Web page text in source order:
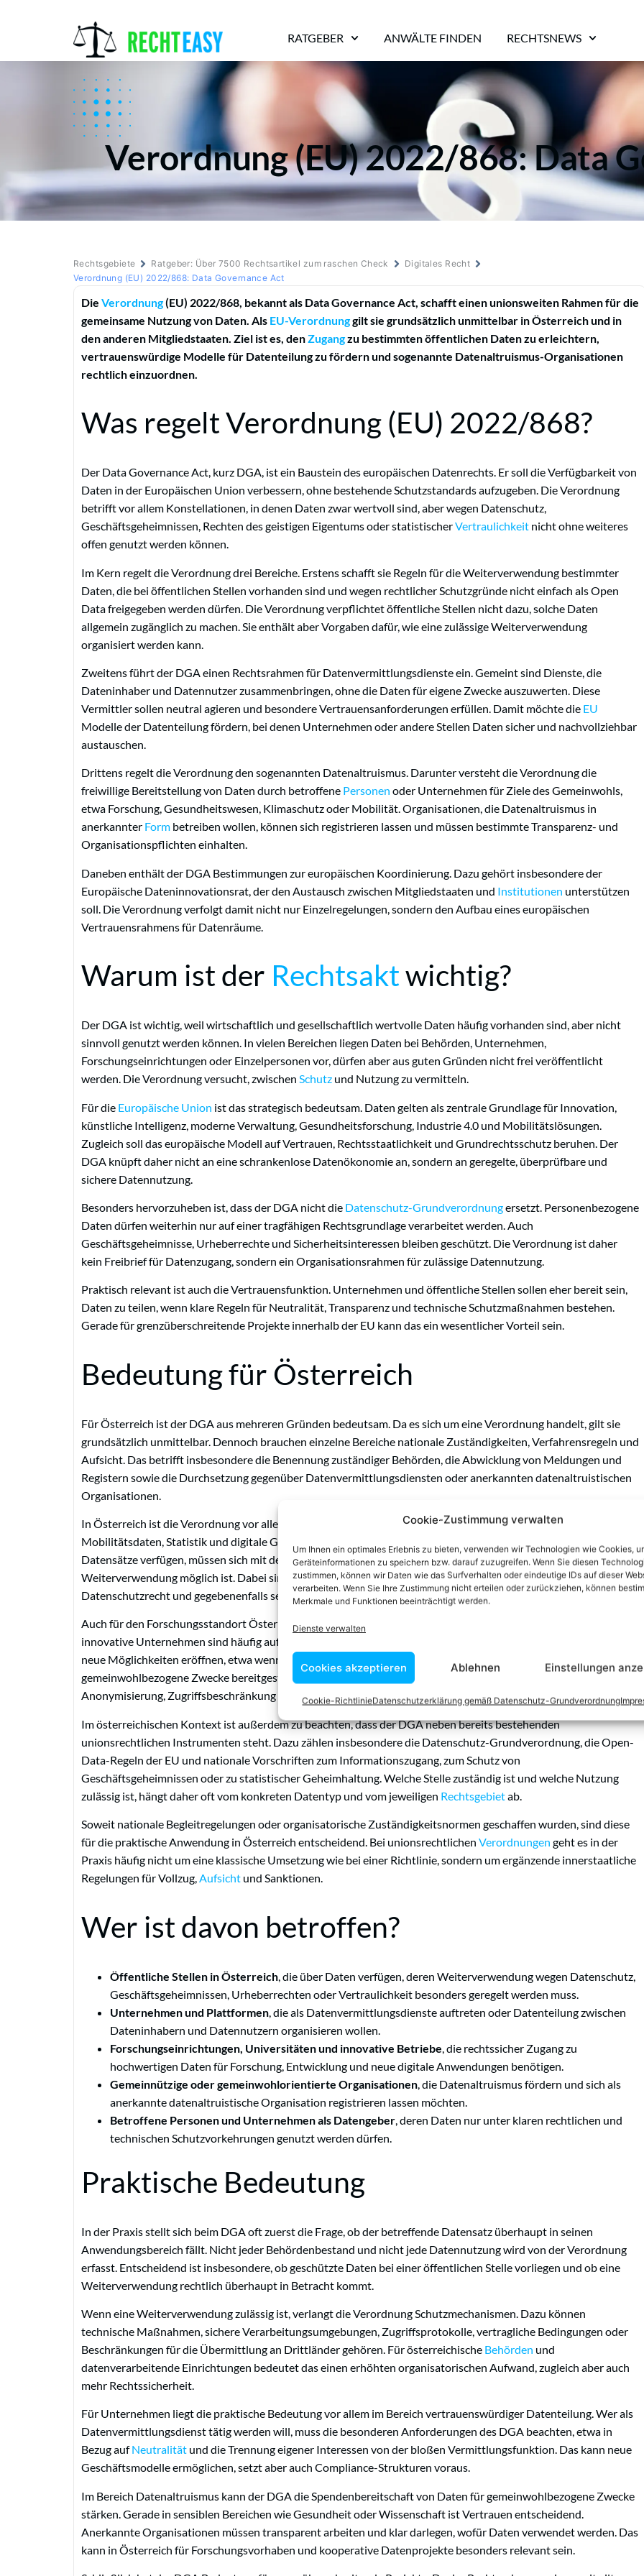
Cookie-Zustimmung verwalten
Um Ihnen ein optimales Erlebnis zu bieten, verwenden wir Technologien wie Cookies,
Geräteinformationen zu speichern bzw. darauf zuzugreifen. Wenn Sie diesen
zustimmen, können wir Daten wie das Surfverhalten oder eindeutige IDs auf dieser
verarbeiten. Wenn Sie Ihre Zustimmung nicht erteilen oder zurückziehen, können
Merkmale und Funktionen beeinträchtigt werden.
Dienste verwalten
Cookies akzeptieren Ablehnen Einstellungen
Cookie-RichtlinieDatenschutzerklärung gemäß Datenschutz-Grundverordnung
RATGEBER ANWÄLTE FINDEN RECHTSNEWS
Verordnung (EU) 2022/868: Data
Rechtsgebiete Ratgeber: Über 7500 Rechtsartikel zum raschen Check
Digitales Recht
Verordnung (EU) 2022/868: Data Governance Act
Die Verordnung(EU) 2022/868, bekannt als Data Governance Act, schafft einen unionsweiten Rahmen für die
gemeinsame Nutzung von Daten. Als EU-Verordnunggilt sie grundsätzlich unmittelbar in Österreich und in
den anderen Mitgliedstaaten. Ziel ist es, denZugangzu bestimmten öffentlichen Daten zu erleichtern,
vertrauenswürdige Modelle für Datenteilung zu fördern und sogenannte Datenaltruismus-Organisationen
rechtlich einzuordnen.
Was regelt Verordnung (EU) 2022/868?
Der Data Governance Act, kurz DGA, ist ein Baustein des europäischen Datenrechts. Er soll die Verfügbarkeit von
Daten in der Europäischen Union verbessern, ohne bestehende Schutzstandards aufzugeben. Die Verordnung
betrifft vor allem Konstellationen, in denen Daten zwar wertvoll sind, aber wegen Datenschutz,
Geschäftsgeheimnissen, Rechten des geistigen Eigentums oder statistischerVertraulichkeit nicht ohne weiteres
offen genutzt werden können.
Im Kern regelt die Verordnung drei Bereiche. Erstens schafft sie Regeln für die Weiterverwendung bestimmter
Daten, die bei öffentlichen Stellen vorhanden sind und wegen rechtlicher Schutzgründe nicht einfach als Open
Data freigegeben werden dürfen. Die Verordnung verpflichtet öffentliche Stellen nicht dazu, solche Daten
allgemein zugänglich zu machen. Sie enthält aber Vorgaben dafür, wie eine zulässige Weiterverwendung
organisiert werden kann.
Zweitens führt der DGA einen Rechtsrahmen für Datenvermittlungsdienste ein. Gemeint sind Dienste, die
Dateninhaber und Datennutzer zusammenbringen, ohne die Daten für eigene Zwecke auszuwerten. Diese
Vermittler sollen neutral agieren und besondere Vertrauensanforderungen erfüllen. Damit möchte die EU
Modelle der Datenteilung fördern, bei denen Unternehmen oder andere Stellen Daten sicher und nachvollziehbar
austauschen.
Drittens regelt die Verordnung den sogenannten Datenaltruismus. Darunter versteht die Verordnung die
freiwillige Bereitstellung von Daten durch betroffene Personen oder Unternehmen für Ziele des Gemeinwohls,
etwa Forschung, Gesundheitswesen, Klimaschutz oder Mobilität. Organisationen, die Datenaltruismus in
anerkannter Form betreiben wollen, können sich registrieren lassen und müssen bestimmte Transparenz- und
Organisationspflichten einhalten.
Daneben enthält der DGA Bestimmungen zur europäischen Koordinierung. Dazu gehört insbesondere der
Europäische Dateninnovationsrat, der den Austausch zwischen Mitgliedstaaten und Institutionen unterstützen
soll. Die Verordnung verfolgt damit nicht nur Einzelregelungen, sondern den Aufbau eines europäischen
Vertrauensrahmens für Datenräume.
Warum ist der Rechtsaktwichtig?
Der DGA ist wichtig, weil wirtschaftlich und gesellschaftlich wertvolle Daten häufig vorhanden sind, aber nicht
sinnvoll genutzt werden können. In vielen Bereichen liegen Daten bei Behörden, Unternehmen,
Forschungseinrichtungen oder Einzelpersonen vor, dürfen aber aus guten Gründen nicht frei veröffentlicht
werden. Die Verordnung versucht, zwischen Schutz und Nutzung zu vermitteln.
Für die Europäische Union ist das strategisch bedeutsam. Daten gelten als zentrale Grundlage für Innovation,
künstliche Intelligenz, moderne Verwaltung, Gesundheitsforschung, Industrie 4.0 und Mobilitätslösungen.
Zugleich soll das europäische Modell auf Vertrauen, Rechtsstaatlichkeit und Grundrechtsschutz beruhen. Der
DGA knüpft daher nicht an eine schrankenlose Datenökonomie an, sondern an geregelte, überprüfbare und
sichere Datennutzung.
Besonders hervorzuheben ist, dass der DGA nicht die Datenschutz-Grundverordnungersetzt. Personenbezogene
Daten dürfen weiterhin nur auf einer tragfähigen Rechtsgrundlage verarbeitet werden. Auch
Geschäftsgeheimnisse, Urheberrechte und Sicherheitsinteressen bleiben geschützt. Die Verordnung ist daher
kein Freibrief für Datenzugang, sondern ein Organisationsrahmen für zulässige Datennutzung.
Praktisch relevant ist auch die Vertrauensfunktion. Unternehmen und öffentliche Stellen sollen eher bereit sein,
Daten zu teilen, wenn klare Regeln für Neutralität, Transparenz und technische Schutzmaßnahmen bestehen.
Gerade für grenzüberschreitende Projekte innerhalb der EU kann das ein wesentlicher Vorteil sein.
Bedeutung für Österreich
Für Österreich ist der DGA aus mehreren Gründen bedeutsam. Da es sich um eine Verordnung handelt, gilt sie
grundsätzlich unmittelbar. Dennoch brauchen einzelne Bereiche nationale Zuständigkeiten, Verfahrensregeln und
Aufsicht. Das betrifft insbesondere die Benennung zuständiger Behörden, die Abwicklung von Meldungen und
Registern sowie die Durchsetzung gegenüber Datenvermittlungsdiensten oder anerkannten datenaltruistischen
Organisationen.
In Österreich ist die Verordnung vor allem für die öffentliche Verwaltung, Forschung, Gesundheitsdaten,
Mobilitätsdaten, Statistik und digitale Geschäftsmodelle von Bedeutung. Öffentliche Stellen, die über geschützte
Datensätze verfügen, müssen sich mit der Frage befassen, ob und unter welchenBedingungeneine
Weiterverwendung möglich ist. Dabei sind unionsrechtliche Vorgaben mit österreichischem Verwaltungsrecht,
Datenschutzrecht und gegebenenfalls sektoralen Sonderregeln zusammenzudenken.
Auch für den Forschungsstandort Österreich ist der DGA relevant. Universitäten, Forschungseinrichtungen und
innovative Unternehmen sind häufig auf den Zugang zu hochwertigen Daten angewiesen. Der DGA kann hier
neue Möglichkeiten eröffnen, etwa wenn Daten unter sicheren Bedingungen für wissenschaftliche oder
gemeinwohlbezogene Zwecke bereitgestellt werden. Gleichzeitig müssen hohe Anforderungen an
Anonymisierung, Zugriffsbeschränkung und Vertraulichkeit eingehalten werden.
Im österreichischen Kontext ist außerdem zu beachten, dass der DGA neben bereits bestehenden
unionsrechtlichen Instrumenten steht. Dazu zählen insbesondere die Datenschutz-Grundverordnung, die Open-
Data-Regeln der EU und nationale Vorschriften zum Informationszugang, zum Schutz von
Geschäftsgeheimnissen oder zu statistischer Geheimhaltung. Welche Stelle zuständig ist und welche Nutzung
zulässig ist, hängt daher oft vom konkreten Datentyp und vom jeweiligen Rechtsgebietab.
Soweit nationale Begleitregelungen oder organisatorische Zuständigkeitsnormen geschaffen wurden, sind diese
für die praktische Anwendung in Österreich entscheidend. Bei unionsrechtlichen Verordnungen geht es in der
Praxis häufig nicht um eine klassische Umsetzung wie bei einer Richtlinie, sondern um ergänzende innerstaatliche
Regelungen für Vollzug,Aufsicht und Sanktionen.
Wer ist davon betroffen?
Öffentliche Stellen in Österreich , die über Daten verfügen, deren Weiterverwendung wegen Datenschutz,
Geschäftsgeheimnissen, Urheberrechten oder Vertraulichkeit besonders geregelt werden muss.
Unternehmen und Plattformen , die als Datenvermittlungsdienste auftreten oder Datenteilung zwischen
Dateninhabern und Datennutzern organisieren wollen.
Forschungseinrichtungen, Universitäten und innovative Betriebe , die rechtssicher Zugang zu
hochwertigen Daten für Forschung, Entwicklung und neue digitale Anwendungen benötigen.
Gemeinnützige oder gemeinwohlorientierte Organisationen , die Datenaltruismus fördern und sich als
anerkannte datenaltruistische Organisation registrieren lassen möchten.
Betroffene Personen und Unternehmen als Datengeber , deren Daten nur unter klaren rechtlichen und
technischen Schutzvorkehrungen genutzt werden dürfen.
Praktische Bedeutung
In der Praxis stellt sich beim DGA oft zuerst die Frage, ob der betreffende Datensatz überhaupt in seinen
Anwendungsbereich fällt. Nicht jeder Behördenbestand und nicht jede Datennutzung wird von der Verordnung
erfasst. Entscheidend ist insbesondere, ob geschützte Daten bei einer öffentlichen Stelle vorliegen und ob eine
Weiterverwendung rechtlich überhaupt in Betracht kommt.
Wenn eine Weiterverwendung zulässig ist, verlangt die Verordnung Schutzmechanismen. Dazu können
technische Maßnahmen, sichere Verarbeitungsumgebungen, Zugriffsprotokolle, vertragliche Bedingungen oder
Beschränkungen für die Übermittlung an Drittländer gehören. Für österreichische Behörden und
datenverarbeitende Einrichtungen bedeutet das einen erhöhten organisatorischen Aufwand, zugleich aber auch
mehr Rechtssicherheit.
Für Unternehmen liegt die praktische Bedeutung vor allem im Bereich vertrauenswürdiger Datenteilung. Wer als
Datenvermittlungsdienst tätig werden will, muss die besonderen Anforderungen des DGA beachten, etwa in
Bezug aufNeutralität und die Trennung eigener Interessen von der bloßen Vermittlungsfunktion. Das kann neue
Geschäftsmodelle ermöglichen, setzt aber auch Compliance-Strukturen voraus.
Im Bereich Datenaltruismus kann der DGA die Spendenbereitschaft von Daten für gemeinwohlbezogene Zwecke
stärken. Gerade in sensiblen Bereichen wie Gesundheit oder Wissenschaft ist Vertrauen entscheidend.
Anerkannte Organisationen müssen transparent arbeiten und klar darlegen, wofür Daten verwendet werden. Das
kann in Österreich für Forschungsvorhaben und kooperative Datenprojekte besonders relevant sein.
Alle Anwälte